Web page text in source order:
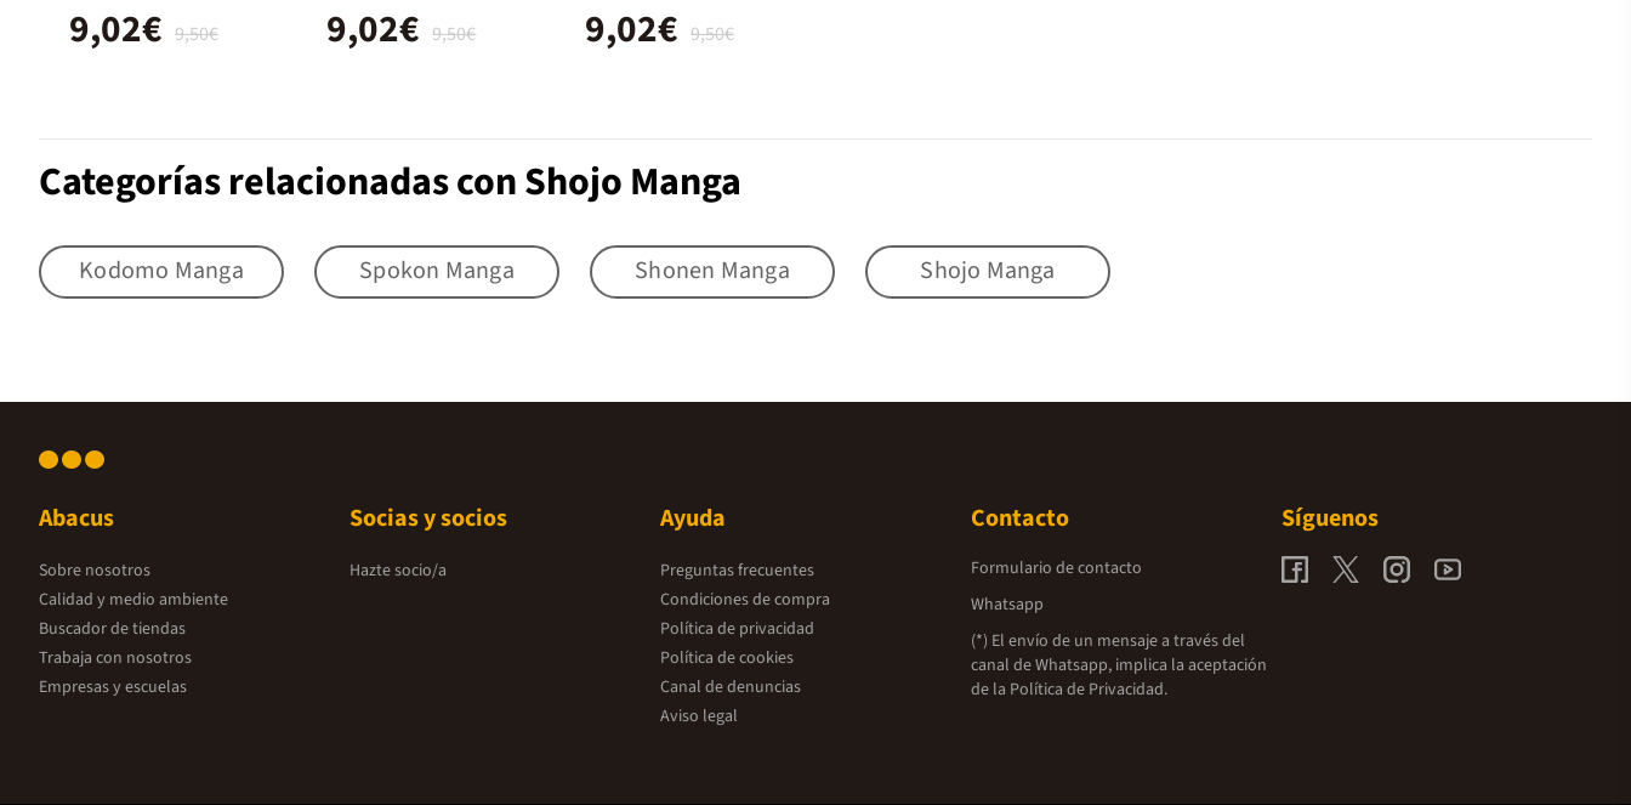
9,50€
9,02€ 9,50€
9,02€ 9,50€
9,02€
Categorías relacionadas con Shojo Manga
Kodomo Manga Spokon Manga Shonen Manga Shojo Manga
Abacus
Sobre nosotros
Calidad y medio ambiente
Buscador de tiendas
Trabaja con nosotros
Empresas y escuelas
Socias y socios
Hazte socio/a
Ayuda
Preguntas frecuentes
Condiciones de compra
Política de privacidad
Política de cookies
Canal de denuncias
Aviso legal
Contacto
Formulario de contacto
Whatsapp
(*) El envío de un mensaje a través del
canal de Whatsapp, implica la aceptación
de la Política de Privacidad.
Síguenos